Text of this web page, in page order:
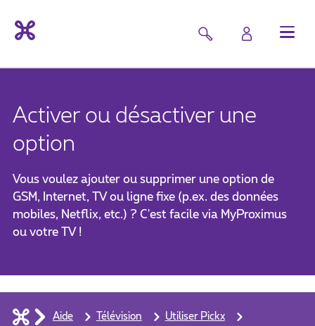
Activer ou désactiver une
option
Vous voulez ajouter ou supprimer une option de
GSM, Internet, TV ou ligne fixe (p.ex. des données
mobiles, Netflix, etc.) ? C'est facile via MyProximus
ou votre TV !
Aide Télévision
Utiliser Pickx